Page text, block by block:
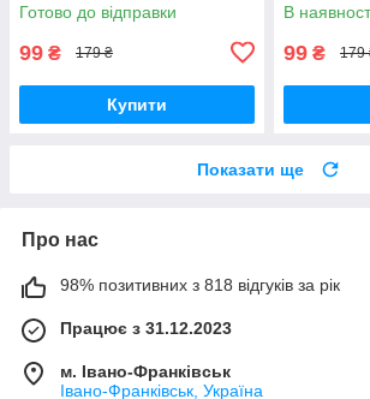
Готово до відправки
99 ₴ 179 ₴
Купити
В
99 ₴ 179
Показати ще
Про нас
98% позитивних з 818 відгуків за рік
Працює з 31.12.2023
м. Івано-Франківськ
Івано-Франківськ, Україна